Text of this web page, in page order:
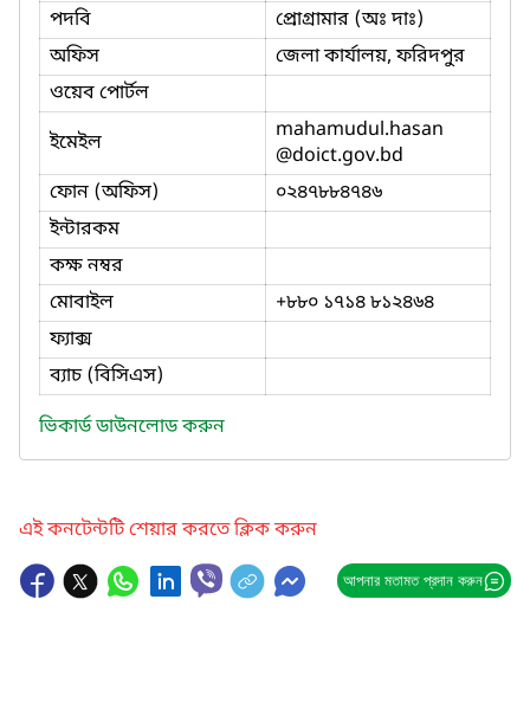
পদবি
প্রোগ্রামার (অঃ দাঃ)
অফিস
জেলা কার্যালয়, ফরিদপুর
ওয়েব পোর্টল
ইমেইল
mahamudul.hasan
@doict.gov.bd
ফোন (অফিস)
০২৪৭৮৮৪৭৪৬
ইন্টারকম
কক্ষ নম্বর
মোবাইল
+৮৮০ ১৭১৪ ৮১২৪৬৪
ফ্যাক্স
ব্যাচ (বিসিএস)
ভিকার্ড ডাউনলোড করুন
এই কনটেন্টটি শেয়ার করতে ক্লিক করুন
আপনার মতামত প্রদান করুন